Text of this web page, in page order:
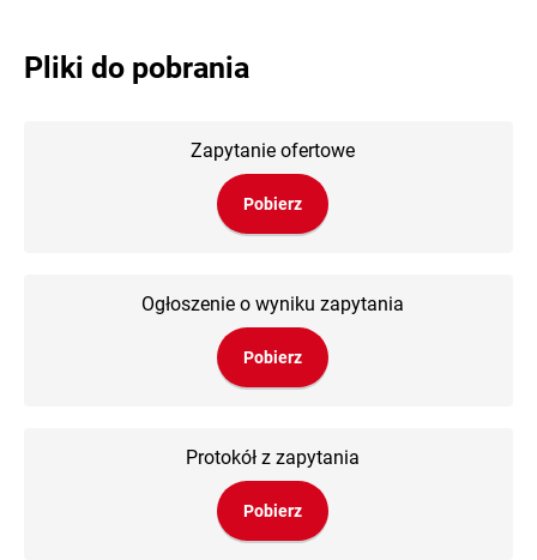
Pliki do pobrania
Zapytanie ofertowe
Pobierz
Ogłoszenie o wyniku zapytania
Pobierz
Protokół z zapytania
Pobierz